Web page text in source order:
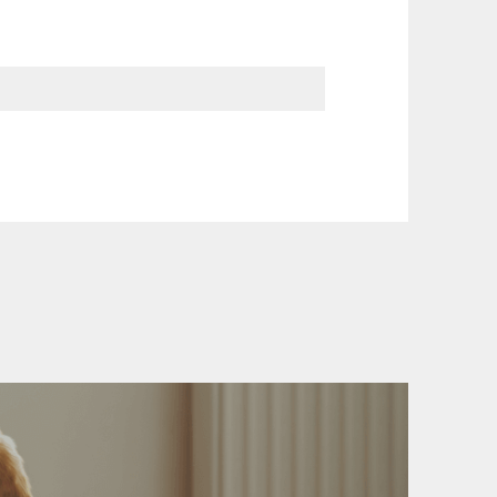
információinkat, hogy a vásárlásod